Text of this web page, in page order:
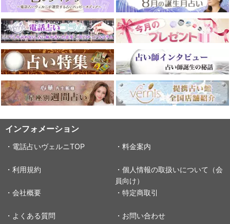
インフォメーション
・電話占いヴェルニTOP ・料金案内
・利用規約
・個人情報の取扱いについて（会
員向け）
・会社概要
・特定商取引
・よくある質問 ・お問い合わせ